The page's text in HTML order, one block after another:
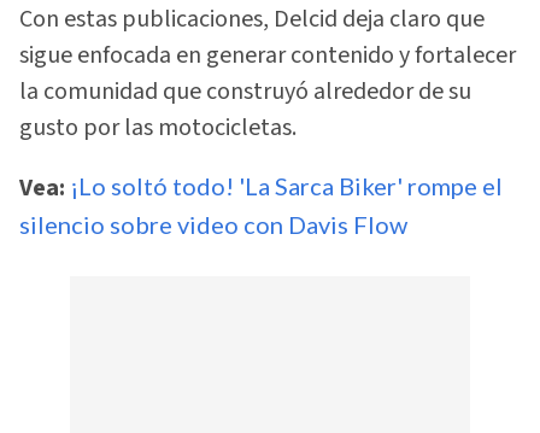
Con estas publicaciones, Delcid deja claro que
sigue enfocada en generar contenido y fortalecer
la comunidad que construyó alrededor de su
gusto por las motocicletas.
Vea: ¡Lo soltó todo! 'La Sarca Biker' rompe el
silencio sobre video con Davis Flow